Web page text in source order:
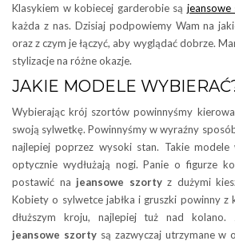
Klasykiem w kobiecej garderobie są jeansowe
każda z nas. Dzisiaj podpowiemy Wam na
oraz z czym je łączyć, aby wyglądać dobrze.
stylizacje na różne okazje.
JAKIE MODELE
Wybierając krój szortów powinnyśmy
swoją sylwetkę. Powinnyśmy w wyraźny
najlepiej poprzez wysoki stan. Takie modele
optycznie wydłużają nogi. Panie o figurze
postawić na jeansowe szortyz dużymi
Kobiety o sylwetce jabłka i gruszki powinny z
dłuższym kroju, najlepiej tuż nad
jeansowe szortysą zazwyczaj utrzymane w